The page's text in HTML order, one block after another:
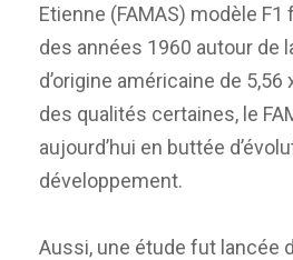
Etienne (FAMAS) modèle
des années 1960 autour de
d’origine américaine de 5,56
des qualités certaines, le
aujourd’hui en buttée
développement.
Aussi, une étude fut lancée